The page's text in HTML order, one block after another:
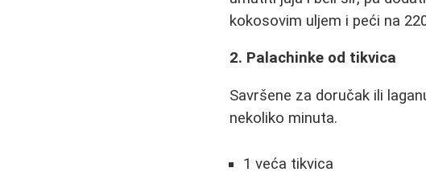
kokosovim uljem i peći na
2. Palachinke od tikvica
Savršene za doručak ili
nekoliko minuta.
1 veća tikvica